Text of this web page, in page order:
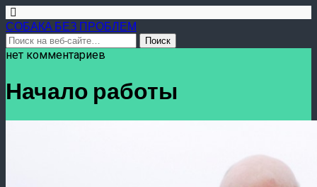
СОБАКА БЕЗ ПРОБЛЕМ
нет комментариев
Начало работы